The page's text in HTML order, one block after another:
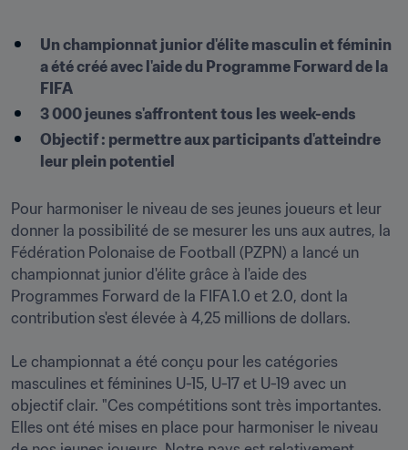
Un championnat junior d'élite masculin et féminin
a été créé avec l'aide du Programme Forward de la
FIFA
3 000 jeunes s'affrontent tous les week-ends
Objectif : permettre aux participants d'atteindre
leur plein potentiel
Pour harmoniser le niveau de ses jeunes joueurs et leur
donner la possibilité de se mesurer les uns aux autres, la
Fédération Polonaise de Football (PZPN) a lancé un
championnat junior d'élite grâce à l'aide des
Programmes Forward de la FIFA 1.0 et 2.0, dont la
contribution s'est élevée à 4,25 millions de dollars.
Le championnat a été conçu pour les catégories
masculines et féminines U-15, U-17 et U-19 avec un
objectif clair. "Ces compétitions sont très importantes.
Elles ont été mises en place pour harmoniser le niveau